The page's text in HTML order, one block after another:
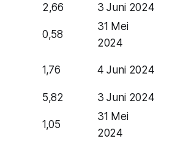
2,66 3 Juni 2024
0,58
31 Mei
2024
1,76 4 Juni 2024
5,82
3 Juni 2024
1,05
31 Mei
2024